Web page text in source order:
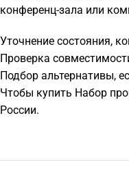
конференц-зала или
Уточнение состояния,
Проверка
Подбор альтернативы,
Чтобы купить Набор
России.